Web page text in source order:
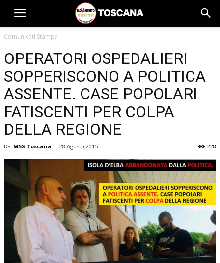
Comunicati Stampa
OPERATORI OSPEDALIERI
SOPPERISCONO A POLITICA
ASSENTE. CASE POPOLARI
FATISCENTI PER COLPA
DELLA REGIONE
Da M5S Toscana - 28 Agosto 2015 228